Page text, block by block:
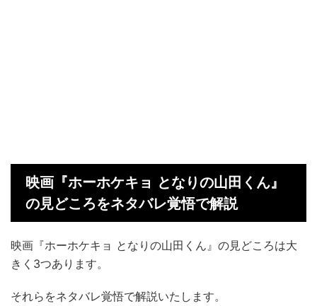
映画『ホーホケキョ となりの山田くん』
の見どころをネタバレ覚悟で解説
映画『ホーホケキョ となりの山田くん』の見どころは大
きく3つあります。
それらをネタバレ覚悟で解説いたします。